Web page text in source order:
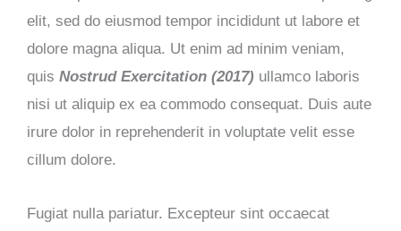
elit, sed do eiusmod tempor incididunt ut labore et
dolore magna aliqua. Ut enim ad minim veniam,
quis Nostrud Exercitation (2017) ullamco laboris
nisi ut aliquip ex ea commodo consequat. Duis aute
irure dolor in reprehenderit in voluptate velit esse
cillum dolore.
Fugiat nulla pariatur. Excepteur sint occaecat